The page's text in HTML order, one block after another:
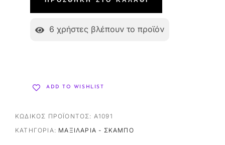
6 χρήστες βλέπουν το προϊόν
ADD TO WISHLIST
ΚΩΔΙΚΌΣ ΠΡΟΪΌΝΤΟΣ: A1091
ΚΑΤΗΓΟΡΊΑ: ΜΑΞΙΛΆΡΙΑ - ΣΚΑΜΠΌ